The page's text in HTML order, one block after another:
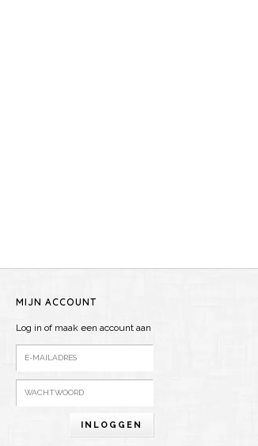
MIJN ACCOUNT
Log in of maak een account aan
INLOGGEN